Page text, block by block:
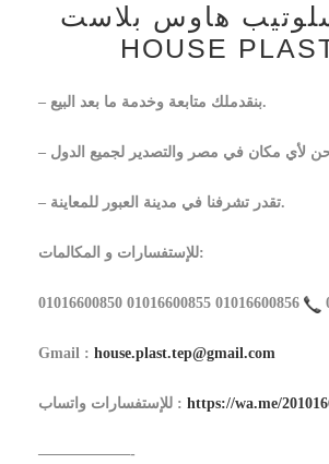
هاوس بلاست
– بنقدملك متابعة وخدمة ما بعد البيع.
– تقدر تشرفنا في مدينة العبور للمعاينة.
للإستفسارات و المكالمات:
01016600850 01016600855 01016600856
Gmail : house.plast.tep@gmail.com
للإستفسارات واتساب : https://wa.me/
——————-